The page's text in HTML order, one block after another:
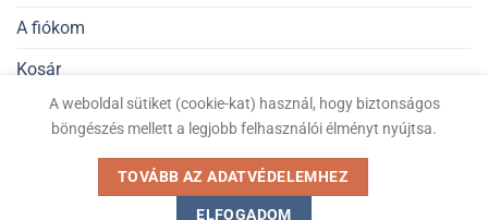
A fiókom
Kosár
Általános Szerződési Feltételek
A weboldal sütiket (cookie-kat) használ, hogy biztonságos
böngészés mellett a legjobb felhasználói élményt nyújtsa.
TOVÁBB AZ ADATVÉDELEMHEZ
ELFOGADOM